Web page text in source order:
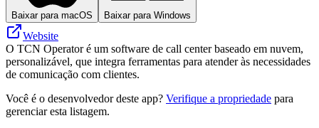
Baixar para macOS Baixar para Windows
Website
O TCN Operator é um software de call center baseado em nuvem,
personalizável, que integra ferramentas para atender às necessidades
de comunicação com clientes.
Você é o desenvolvedor deste app? Verifique a propriedade para
gerenciar esta listagem.